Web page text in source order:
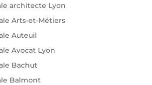
architecte Lyon
Arts-et-Métiers
Auteuil
Avocat Lyon
Bachut
Balmont